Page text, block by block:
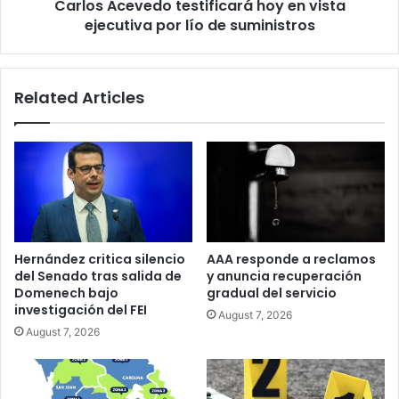
Carlos Acevedo testificará hoy en vista
ejecutiva por lío de suministros
Related Articles
Hernández critica silencio
del Senado tras salida de
Domenech bajo
investigación del FEI
August 7, 2026
AAA responde a reclamos
y anuncia recuperación
gradual del servicio
August 7, 2026